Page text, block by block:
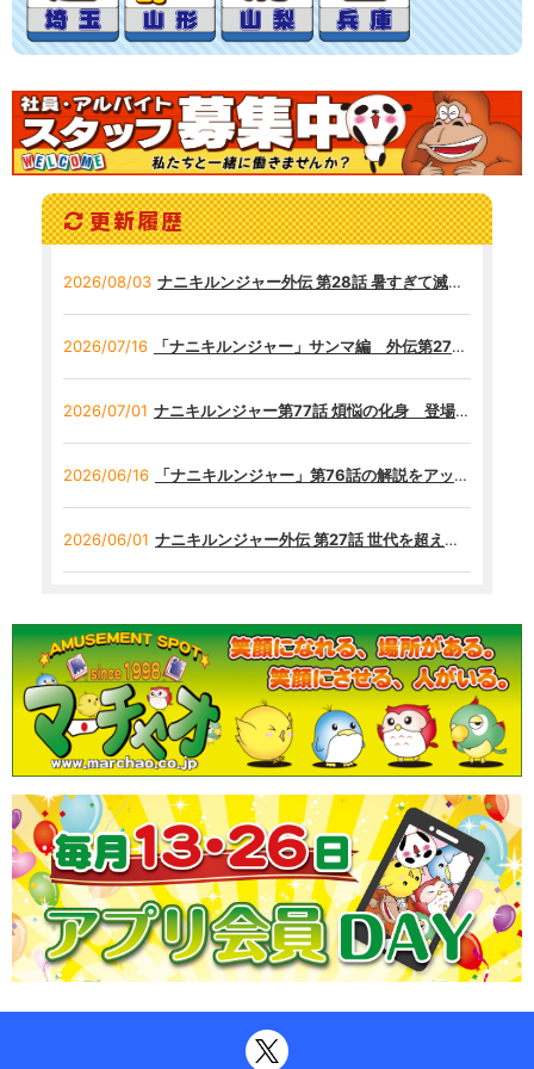
更新履歴
2026/08/03 ナニキルンジャー外伝 第28話 暑すぎて滅！！
2026/07/16 「ナニキルンジャー」サンマ編 外伝第27話の解説をアップ致しました！
2026/07/01 ナニキルンジャー第77話 煩悩の化身 登場！！
2026/06/16 「ナニキルンジャー」第76話の解説をアップ致しました！
2026/06/01 ナニキルンジャー外伝 第27話 世代を超えた闘争！幻のシールを追え！